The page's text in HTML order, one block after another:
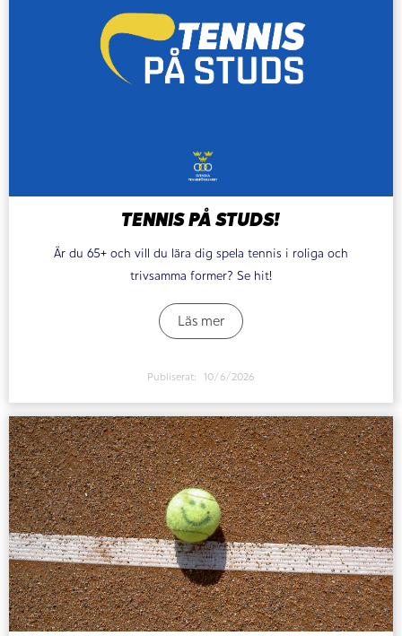
TENNIS PÅ STUDS!
Är du 65+ och vill du lära dig spela tennis i roliga och
trivsamma former? Se hit!
Läs mer
Publiserat: 10/6/2026